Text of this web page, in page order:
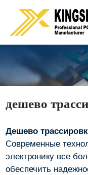
дешево
Дешево
Современные
электронику все
обеспечить